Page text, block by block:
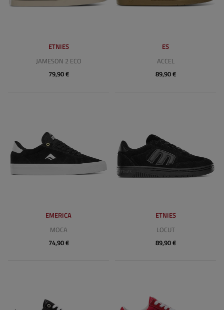
ETNIES
JAMESON 2 ECO
79,90 €
ES
ACCEL
89,90 €
EMERICA
MOCA
74,90 €
ETNIES
LOCUT
89,90 €